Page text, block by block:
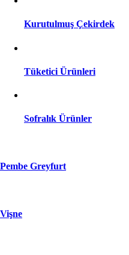
Kurutulmuş Çekirdek
Tüketici Ürünleri
Sofralık Ürünler
Pembe Greyfurt
Vişne